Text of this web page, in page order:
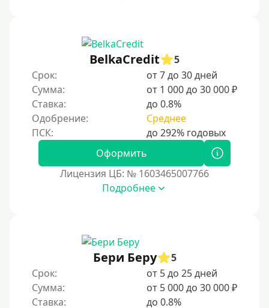
За 15 минут
За час
Срочные
Моментальные онлайн
В день обращения
С 19 лет
С 20 лет
BelkaCredit
5
Срок:
от 7 до 30 дней
Сумма:
от 1 000 до 30 000 ₽
Ставка:
до 0.8%
Одобрение:
Среднее
Оформить
Лицензия ЦБ: № 1603465007766
Подробнее
Бери Беру
5
Срок:
от 5 до 25 дней
Сумма:
от 5 000 до 30 000 ₽
Ставка:
до 0.8%